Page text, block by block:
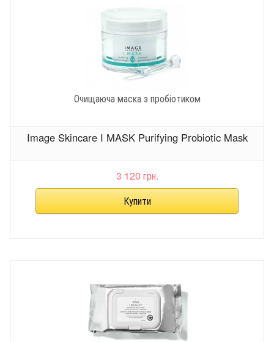
Очищаюча маска з пробіотиком
Image Skincare I MASK Purifying Probiotic Mask
3 120 грн.